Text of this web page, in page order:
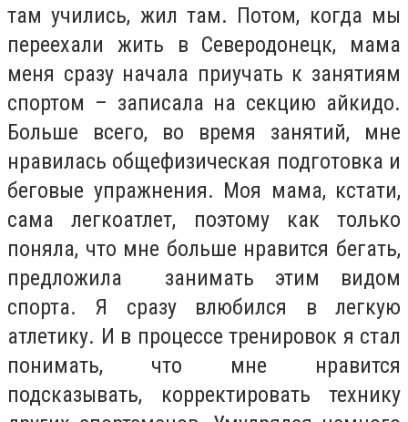
там учились, жил там. Потом, когда мы
переехали жить в Северодонецк, мама
меня сразу начала приучать к занятиям
спортом – записала на секцию айкидо.
Больше всего, во время занятий, мне
нравилась общефизическая подготовка и
беговые упражнения. Моя мама, кстати,
сама легкоатлет, поэтому как только
поняла, что мне больше нравится бегать,
предложила занимать этим видом
спорта. Я сразу влюбился в легкую
атлетику. И в процессе тренировок я стал
понимать, что мне нравится
подсказывать, корректировать технику